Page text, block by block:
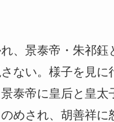
、景泰帝・朱祁鈺
ない。様子を見に
泰帝に皇后と皇太
めされ、胡善祥に